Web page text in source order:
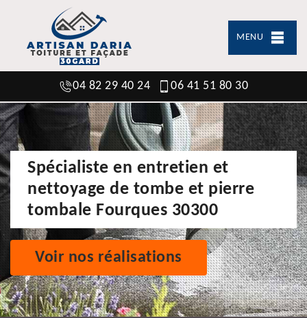
MENU
04 82 29 40 24 06 41 51 80 30
Spécialiste en entretien et
nettoyage de tombe et pierre
tombale Fourques 30300
Voir nos réalisations